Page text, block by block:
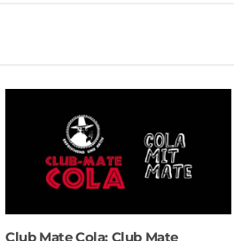
Club Mate Cola: Club Mate